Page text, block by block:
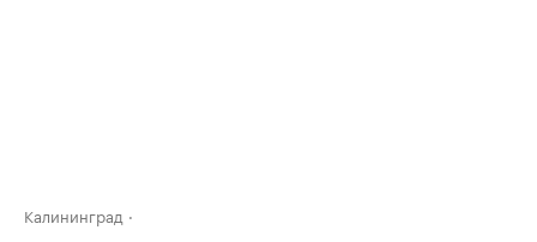
Калининград